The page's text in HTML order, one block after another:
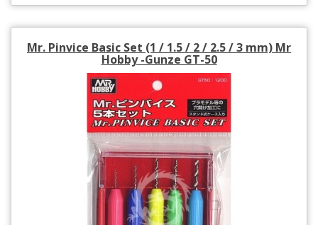
Mr. Pinvice Basic Set (1 / 1.5 / 2 / 2.5 / 3 mm) Mr
Hobby -Gunze GT-50